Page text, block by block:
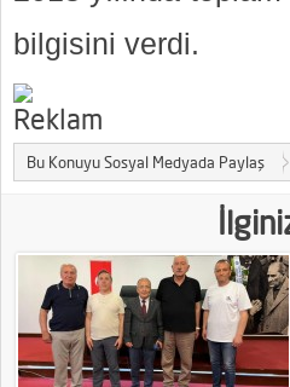
bilgisini verdi.
Bu Konuyu Sosyal Medyada Paylaş